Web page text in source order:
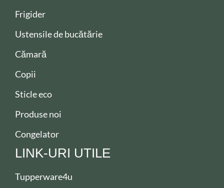
Frigider
Ustensile de bucătărie
Cămară
Copii
Sticle eco
Produse noi
Congelator
LINK-URI UTILE
Tupperware4u